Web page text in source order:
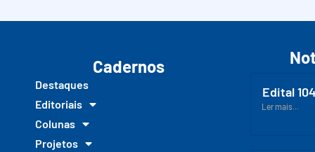
Cadernos
Destaques
Editoriais
Colunas
Projetos
Edital
Ler mais...